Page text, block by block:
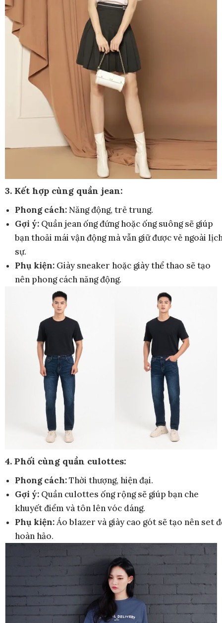
3. Kết hợp cùng quần jean:
Phong cách:Năng động, trẻ trung.
Gợi ý: Quần jean ống đứng hoặc ống suông sẽ giúp
bạn thoải mái vận động mà vẫn giữ được vẻ ngoài
sự.
Phụ kiện: Giày sneaker hoặc giày thể thao sẽ tạo
nên phong cách năng động.
4. Phối cùng quần culottes:
Phong cách:Thời thượng, hiện đại.
Gợi ý: Quần culottes ống rộng sẽ giúp bạn che
khuyết điểm và tôn lên vóc dáng.
Phụ kiện:Áo blazer và giày cao gót sẽ tạo nên set
hoàn hảo.